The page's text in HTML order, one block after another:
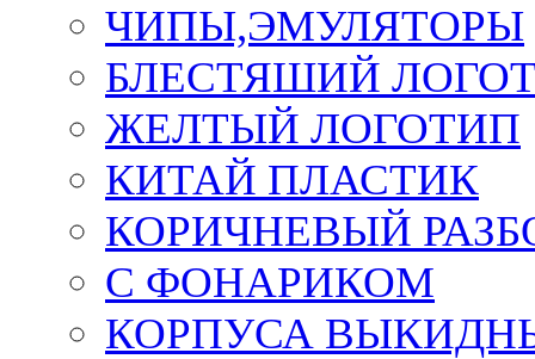
ЧИПЫ,ЭМУЛЯТОРЫ
БЛЕСТЯШИЙ
ЖЕЛТЫЙ ЛОГОТИП
КИТАЙ ПЛАСТИК
КОРИЧНЕВЫЙ
С ФОНАРИКОМ
КОРПУСА